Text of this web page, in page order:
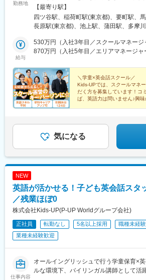
勤務地
東京都大田区・馬込・大森・長原 ・池上
谷 ■東京都江東区・りんかい東雲・大島
都品川区・大井・北品川・戸越 ■東京都
赤羽 ■東京都豊島区・池袋・要町
☆NEW☆ ■東京都中野区・鷺宮 ■東京都
武蔵小杉・溝の口・新川崎 ■神奈川県横
王町・二俣川 ■千葉県市川市・ソコラ南
安 ■埼玉県川口市・川口 【本部】 東京都
町市川ビル 1F※受動喫煙対策あり：スク
【最寄り駅】
四ツ谷駅、稲荷町駅(東京都)、要町駅、
長原駅(東京都)、池上駅、蒲田駅、多摩
山台駅、千歳船橋駅、四谷三丁目駅、早
駅、上野駅、椎名町駅、大森海岸駅、旗
戸越銀座駅、等々力駅、曙橋駅、早稲田
駅、入谷駅(東京都)、北千束駅、雪が谷
ーサイド駅、戸越公園駅
給与
530万円（入社3年目／スクールマネージ
870万円（入社5年目／エリアマネージャ
＼学童×英会話スクール／
Kids-UPでは、スクールマネ
だく方を募集しています！コ
ば、英語力は問いません♪興
★残業ほぼナシ
★子育てサポート充実
気になる
NEW
英語が活かせる！子ども英会話スタ
／残業ほぼ0
株式会社Kids-UP(P-UP Worldグループ会社)
正社員 転勤なし 5名以上採用
職種未経
業種未経験歓迎
仕事内容
オールイングリッシュで行う学童保育×
ルな環境下、バイリンガル講師として活